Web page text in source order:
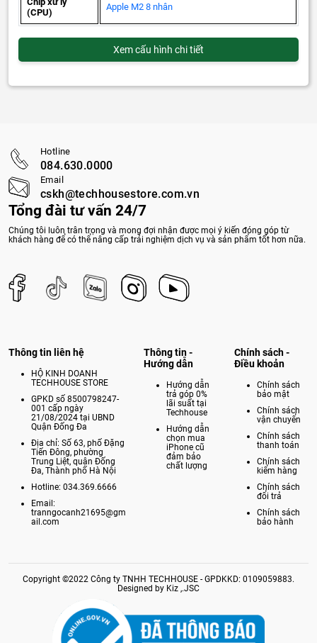
(CPU)
Apple M2 8 nhân
Xem cấu hình chi tiết
Tổng đài tư vấn 24/7
Chúng tôi luôn trân trọng và mong đợi nhận được mọi ý kiến đóng góp từ
khách hàng để có thể nâng cấp trải nghiệm dịch vụ và sản phẩm tốt hơn nữa.
Hotline
084.630.0000
Email
cskh@techhousestore.com.vn
Thông tin liên hệ
HỘ KINH DOANH
TECHHOUSE STORE
GPKD số 8500798247-
001 cấp ngày
21/08/2024 tại UBND
Quận Đống Đa
Địa chỉ: Số 63, phố Đặng
Tiến Đông, phường
Trung Liệt, quận Đống
Đa, Thành phố Hà Nội
Hotline: 034.369.6666
Email:
tranngocanh21695@gm
ail.com
Thông tin -
Hướng dẫn
Hướng dẫn
trả góp 0%
lãi suất tại
Techhouse
Hướng dẫn
chọn mua
iPhone cũ
đảm bảo
chất lượng
Chính sách -
Điều khoản
Chính sách
bảo mật
Chính sách
vận chuyển
Chính sách
thanh toán
Chính sách
kiểm hàng
Chính sách
đổi trả
Chính sách
bảo hành
Copyright ©2022 Công ty TNHH TECHHOUSE - GPDKKD: 0109059883.
Designed by Kiz ,.JSC